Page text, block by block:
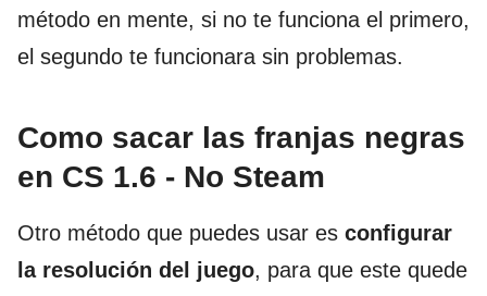
método en mente, si no te funciona el primero,
el segundo te funcionara sin problemas.
Como sacar las franjas negras
en CS 1.6 - No Steam
Otro método que puedes usar es configurar
la resolución del juego, para que este quede